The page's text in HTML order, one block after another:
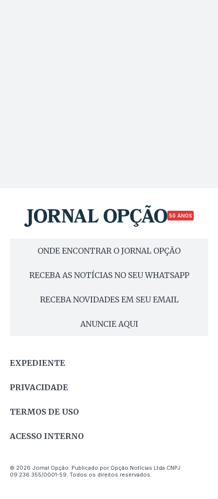
50 ANOS
ONDE ENCONTRAR O JORNAL OPÇÃO
RECEBA AS NOTÍCIAS NO SEU WHATSAPP
RECEBA NOVIDADES EM SEU EMAIL
ANUNCIE AQUI
EXPEDIENTE
PRIVACIDADE
TERMOS DE USO
ACESSO INTERNO
© 2026 Jornal Opção. Publicado por Opção Notícias Ltda CNPJ
09.236.355/0001-59. Todos os direitos reservados.